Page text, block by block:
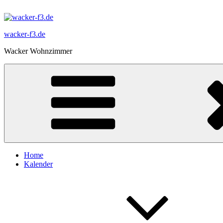
Inhalt
wacker-f3.de
Wacker Wohnzimmer
Home
Kalender